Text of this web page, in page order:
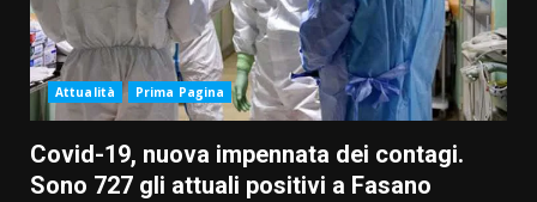
Attualità Prima Pagina
Covid-19, nuova impennata dei contagi.
Sono 727 gli attuali positivi a Fasano